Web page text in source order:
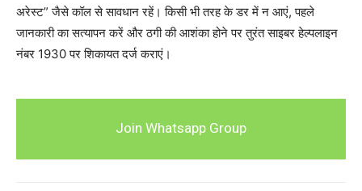
अरेस्ट” जैसे कॉल से सावधान रहें। किसी भी तरह के डर में न आएं, पहले
जानकारी का सत्यापन करें और ठगी की आशंका होने पर तुरंत साइबर हेल्पलाइन
नंबर 1930 पर शिकायत दर्ज कराएं।
Join Whatsapp Group